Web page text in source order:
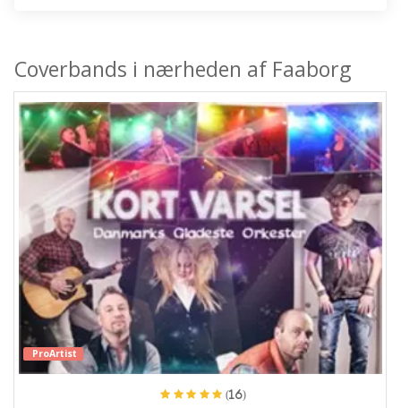
Coverbands i nærheden af Faaborg
ProArtist
(16)